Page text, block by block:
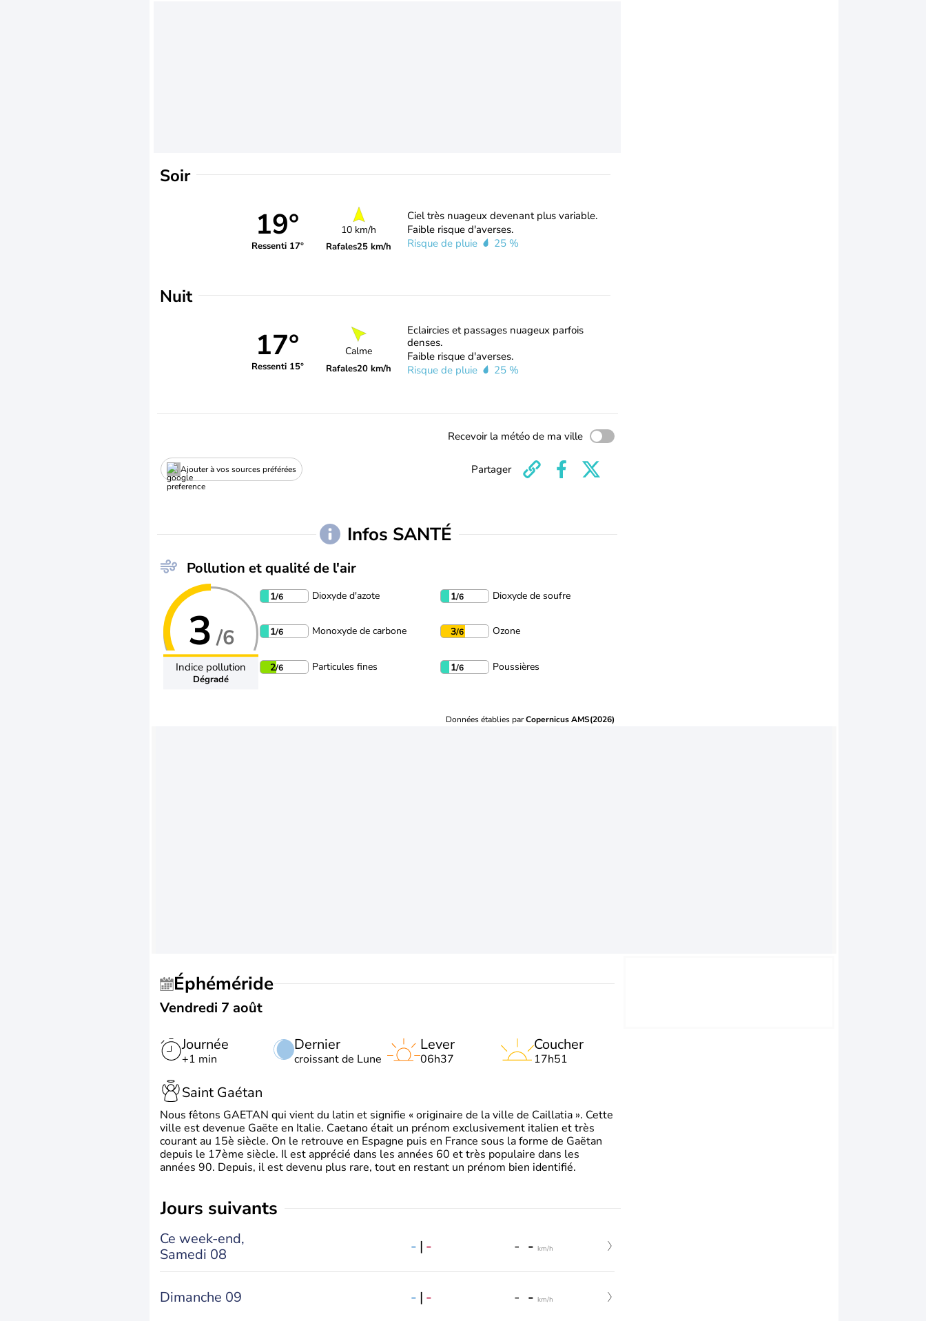
Soir
19°
Ressenti 17°
10 km/h
Rafales25 km/h
Ciel très nuageux devenant plus variable.
Faible risque d'averses.
Risque de pluie
25 %
Nuit
17°
Ressenti 15°
Calme
Rafales20 km/h
Eclaircies et passages nuageux parfois
denses.
Faible risque d'averses.
Risque de pluie
25 %
Recevoir la météo de ma ville
Ajouter à vos sources préférées Partager
Infos SANTÉ
Pollution et qualité de l'air
3 /6
Indice pollution
Dégradé
1/6 Dioxyde d'azote 1/6 Dioxyde de soufre
1/6 Monoxyde de carbone 3/6 Ozone
2/6 Particules fines 1/6 Poussières
Données établies parCopernicus AMS(2026)
Éphéméride
Vendredi 7 août
Journée
+1 min
Dernier
croissant de Lune
Lever
06h37
Coucher
17h51
Saint Gaétan
Nous fêtons GAETAN qui vient du latin et signifie « originaire de la ville de Caillatia ». Cette
ville est devenue Gaëte en Italie. Caetano était un prénom exclusivement italien et très
courant au 15è siècle. On le retrouve en Espagne puis en France sous la forme de Gaëtan
depuis le 17ème siècle. Il est apprécié dans les années 60 et très populaire dans les
années 90. Depuis, il est devenu plus rare, tout en restant un prénom bien identifié.
jours suivants
Ce week-end,
Samedi 08
- | - - - km/h
Dimanche 09 - | - - - km/h